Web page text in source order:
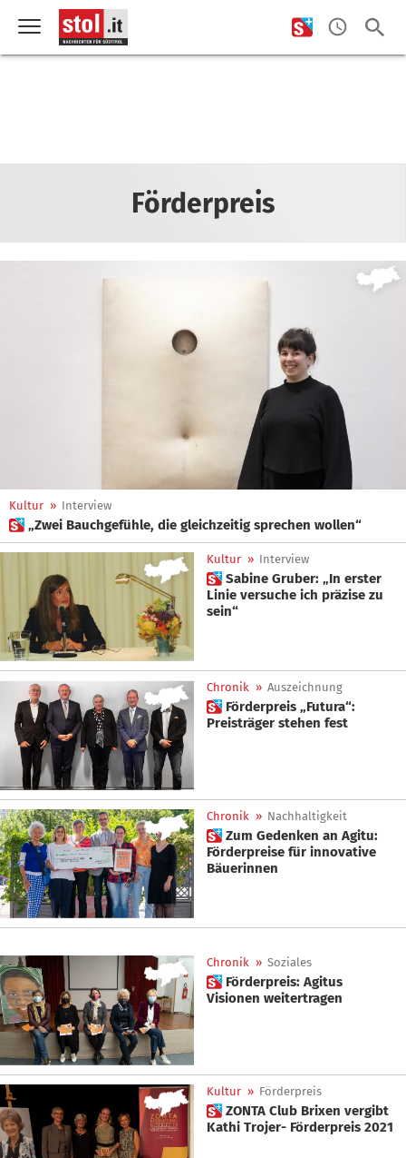
Förderpreis
Kultur » Interview
 „Zwei Bauchgefühle, die gleichzeitig sprechen wollen“
Kultur » Interview
 Sabine Gruber: „In erster
Linie versuche ich präzise zu
sein“
Chronik » Auszeichnung
 Förderpreis „Futura“:
Preisträger stehen fest
Chronik » Nachhaltigkeit
 Zum Gedenken an Agitu:
Förderpreise für innovative
Bäuerinnen
Chronik » Soziales
 Förderpreis: Agitus
Visionen weitertragen
Kultur » Förderpreis
 ZONTA Club Brixen vergibt
Kathi Trojer- Förderpreis 2021